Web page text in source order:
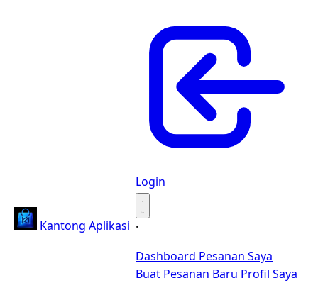
Kantong Aplikasi
Login
·
·
Dashboard Pesanan Saya
Buat Pesanan Baru Profil Saya